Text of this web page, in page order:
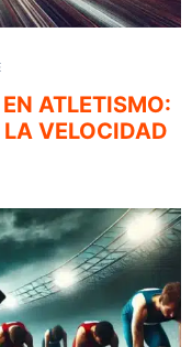
ATLETISMO:
VELOCIDAD